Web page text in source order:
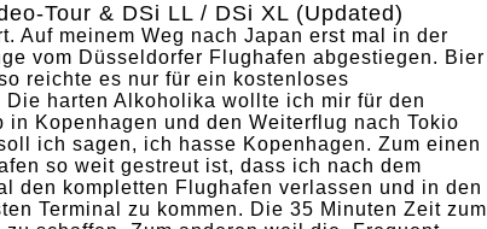
Tour & DSi LL / DSi XL (Updated)
Auf meinem Weg nach Japan erst mal in der
vom Düsseldorfer Flughafen abgestiegen. Bier
reichte es nur für ein kostenloses
Die harten Alkoholika wollte ich mir für den
in Kopenhagen und den Weiterflug nach Tokio
ich sagen, ich hasse Kopenhagen. Zum einen
so weit gestreut ist, dass ich nach dem
den kompletten Flughafen verlassen und in den
Terminal zu kommen. Die 35 Minuten Zeit zum